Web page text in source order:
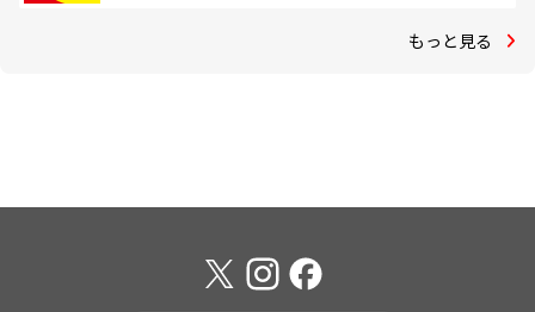
もっと見る